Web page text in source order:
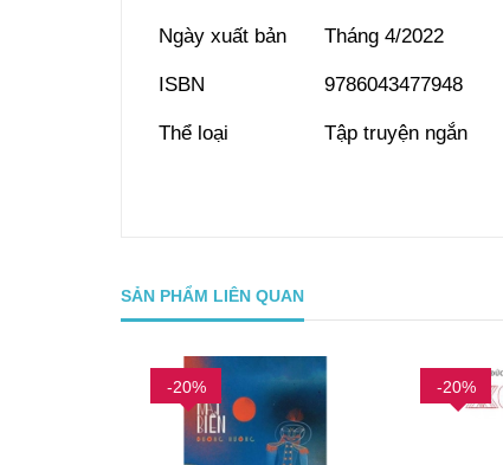
Ngày xuất bản Tháng 4/2022
ISBN 9786043477948
Thể loại Tập truyện ngắn
SẢN PHẨM LIÊN QUAN
-20% -20%